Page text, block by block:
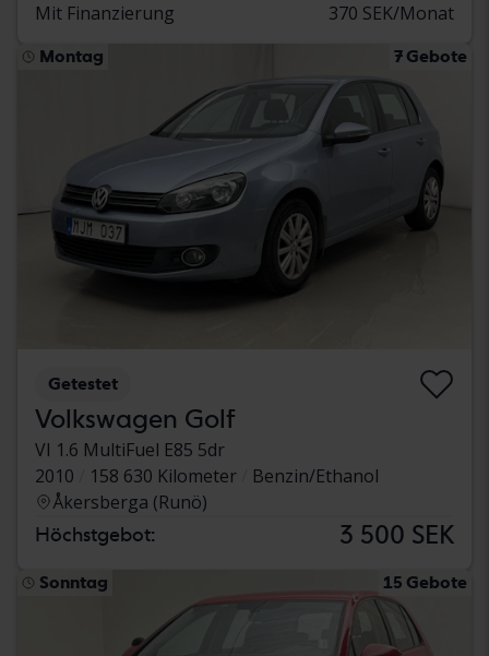
Mit Finanzierung 370 SEK/Monat
Montag 7 Gebote
Getestet
Volkswagen Golf
VI 1.6 MultiFuel E85 5dr
2010
158 630 Kilometer
Benzin/Ethanol
Åkersberga (Runö)
Höchstgebot: 3 500 SEK
Sonntag 15 Gebote